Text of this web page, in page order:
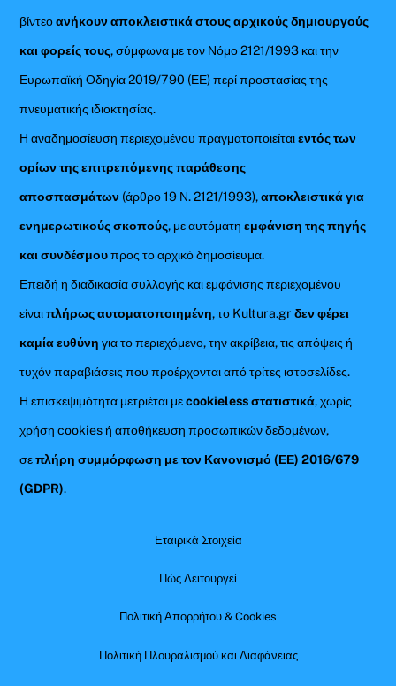
βίντεοανήκουν αποκλειστικά στους αρχικούς δημιουργούς
και φορείς τους, σύμφωνα με τον Νόμο 2121/1993 και την
Ευρωπαϊκή Οδηγία 2019/790 (ΕΕ) περί προστασίας της
πνευματικής ιδιοκτησίας.
Η αναδημοσίευση περιεχομένου πραγματοποιείταιεντός των
ορίων της επιτρεπόμενης παράθεσης
αποσπασμάτων (άρθρο 19 Ν. 2121/1993),αποκλειστικά για
ενημερωτικούς σκοπούς, με αυτόματηεμφάνιση της πηγής
και συνδέσμουπρος το αρχικό δημοσίευμα.
Επειδή η διαδικασία συλλογής και εμφάνισης περιεχομένου
είναιπλήρως αυτοματοποιημένη, το Kultura.grδεν φέρει
καμία ευθύνη για το περιεχόμενο, την ακρίβεια, τις απόψεις ή
τυχόν παραβιάσεις που προέρχονται από τρίτες ιστοσελίδες.
Η επισκεψιμότητα μετριέται μεcookieless στατιστικά, χωρίς
χρήση cookies ή αποθήκευση προσωπικών δεδομένων,
σεπλήρη συμμόρφωση με τον Κανονισμό (ΕΕ) 2016/679
(GDPR).
Εταιρικά Στοιχεία
Πώς Λειτουργεί
Πολιτική Απορρήτου & Cookies
Πολιτική Πλουραλισμού και Διαφάνειας